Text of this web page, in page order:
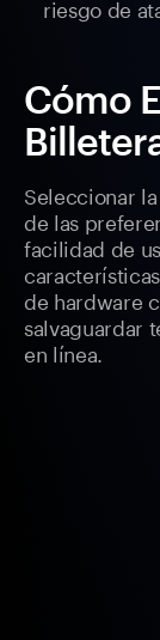
riesgo de
Cómo
Seleccionar
de las
facilidad de
de hardware
salvaguardar
en línea.